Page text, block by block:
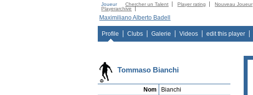
Joueur Chercher un Talent Player rating Nouveau Joueur
Playerarchive
Maximiliano Alberto Badell
Profile Clubs Galerie Videos edit this player
Tommaso Bianchi
Nom
Bianchi